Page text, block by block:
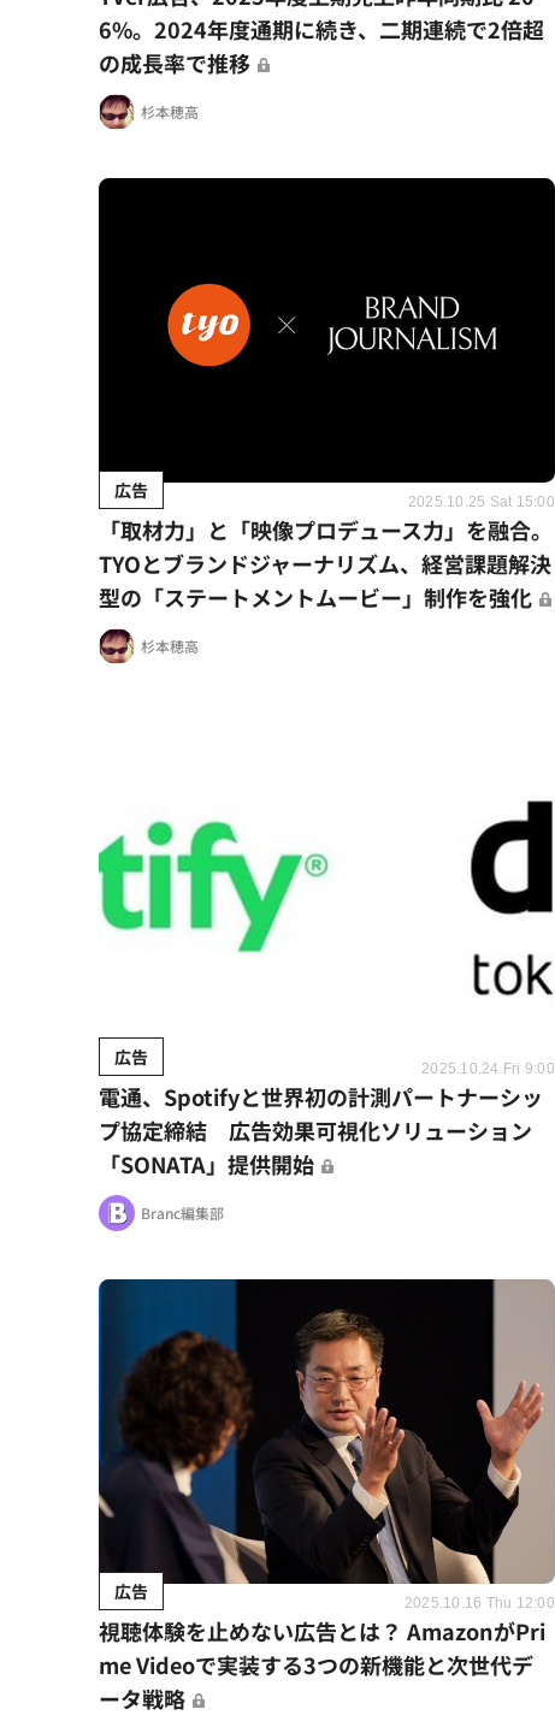
6%。2024年度通期に続き、二期連続で2倍超
の成長率で推移
杉本穂高
広告 2025.10.25 Sat 15:00
「取材力」と「映像プロデュース力」を融合。
TYOとブランドジャーナリズム、経営課題解決
型の「ステートメントムービー」制作を強化
杉本穂高
広告 2025.10.24 Fri 9:00
電通、Spotifyと世界初の計測パートナーシッ
プ協定締結 広告効果可視化ソリューション
「SONATA」提供開始
Branc編集部
広告 2025.10.16 Thu 12:00
視聴体験を止めない広告とは？ AmazonがPri
me Videoで実装する3つの新機能と次世代デ
ータ戦略